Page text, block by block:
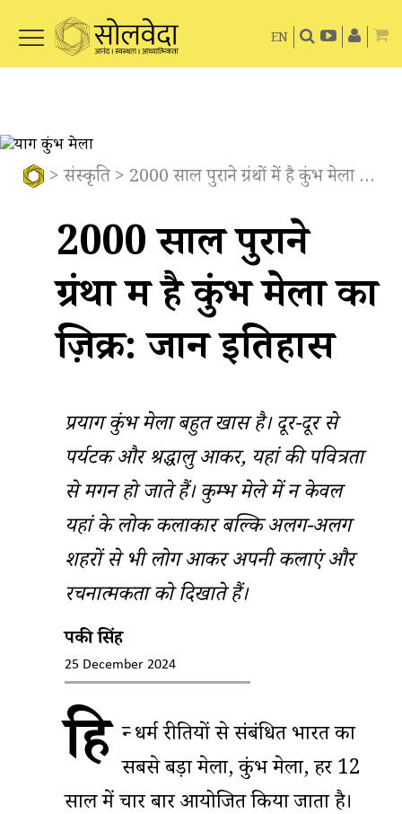
EN
>संस्कृति> 2000 साल पुराने ग्रंथों में है कुंभ मेला का ज़िक्र: जानें इतिहास
2000 साल पुराने
ग्रंथों में है कुंभ मेला का
ज़िक्र: जानें इतिहास
प्रयाग कुंभ मेला बहुत खास है। दूर-दूर से
पर्यटक और श्रद्धालु आकर, यहां की पवित्रता
से मगन हो जाते हैं। कुम्भ मेले में न केवल
यहां के लोक कलाकार बल्कि अलग-अलग
शहरों से भी लोग आकर अपनी कलाएं और
रचनात्मकता को दिखाते हैं।
पिंकी सिंह
25 December 2024
हि न्दू धर्म रीतियों से संबंधित भारत का
सबसे बड़ा मेला, कुंभ मेला, हर 12
साल में चार बार आयोजित किया जाता है।